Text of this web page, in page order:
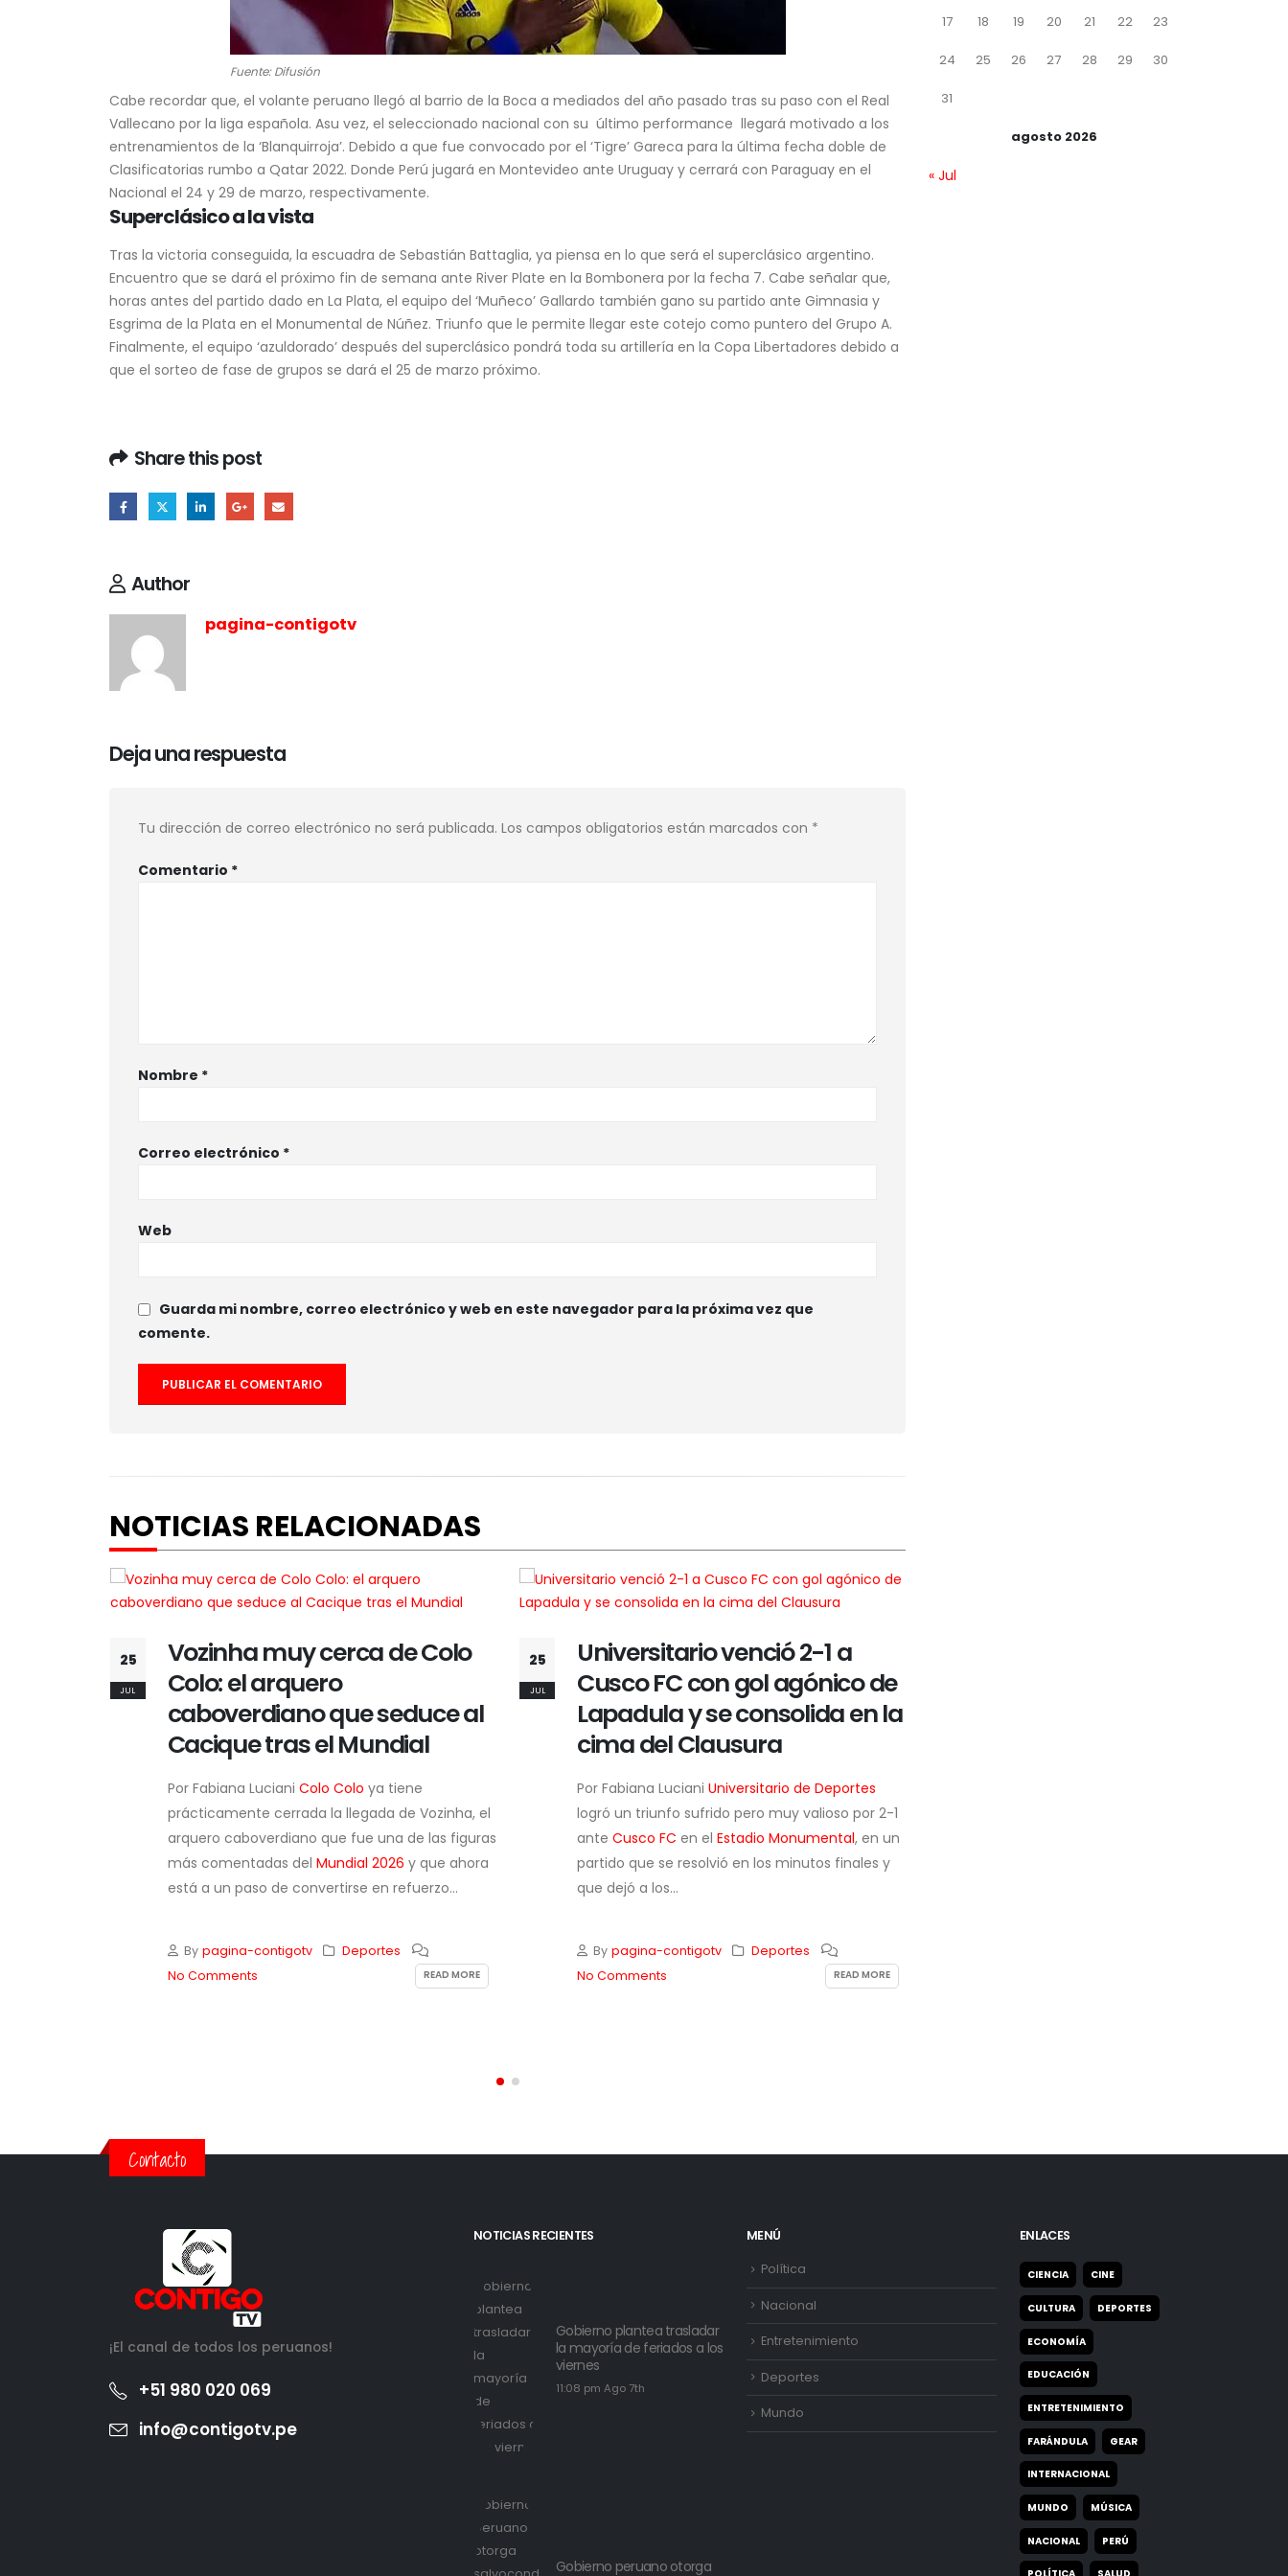
Fuente: Difusión
Cabe recordar que, el volante peruano llegó al barrio de la Boca a mediados del año pasado tras su paso con el Real
Vallecano por la liga española. Asu vez, el seleccionado nacional con su último performance llegará motivado a los
entrenamientos de la ‘Blanquirroja’. Debido a que fue convocado por el ‘Tigre’ Gareca para la última fecha doble de
Clasificatorias rumbo a Qatar 2022. Donde Perú jugará en Montevideo ante Uruguay y cerrará con Paraguay en el
Nacional el 24 y 29 de marzo, respectivamente.
Superclásico a la vista
Tras la victoria conseguida, la escuadra de Sebastián Battaglia, ya piensa en lo que será el superclásico argentino.
Encuentro que se dará el próximo fin de semana ante River Plate en la Bombonera por la fecha 7. Cabe señalar que,
horas antes del partido dado en La Plata, el equipo del ‘Muñeco’ Gallardo también gano su partido ante Gimnasia y
Esgrima de la Plata en el Monumental de Núñez. Triunfo que le permite llegar este cotejo como puntero del Grupo A.
Finalmente, el equipo ‘azuldorado’ después del superclásico pondrá toda su artillería en la Copa Libertadores debido a
que el sorteo de fase de grupos se dará el 25 de marzo próximo.
Share this post
Author
pagina-contigotv
Deja una respuesta
Tu dirección de correo electrónico no será publicada. Los campos obligatorios están marcados con *
Comentario *
Nombre *
Correo electrónico *
Web
Guarda mi nombre, correo electrónico y web en este navegador para la próxima vez que
comente.
NOTICIAS RELACIONADAS
25
JUL
Vozinha muy cerca de Colo
Colo: el arquero
caboverdiano que seduce al
Cacique tras el Mundial
Por Fabiana Luciani Colo Colo ya tiene
prácticamente cerrada la llegada de Vozinha, el
arquero caboverdiano que fue una de las figuras
más comentadas del Mundial 2026 y que ahora
está a un paso de convertirse en refuerzo...
By pagina-contigotv
Deportes
No Comments
READ MORE
25
JUL
Universitario venció 2-1 a
Cusco FC con gol agónico de
Lapadula y se consolida en la
cima del Clausura
Por Fabiana Luciani Universitario de Deportes
logró un triunfo sufrido pero muy valioso por 2-1
ante Cusco FC en el Estadio Monumental, en un
partido que se resolvió en los minutos finales y
que dejó a los...
By pagina-contigotv
Deportes
No Comments
READ MORE
agosto 2026
17 18 19 20 21 22 23
24 25 26 27 28 29 30
31
« Jul
Contacto
¡El canal de todos los peruanos!
+51 980 020 069
info@contigotv.pe
NOTICIAS RECIENTES
Gobierno plantea trasladar
la mayoría de feriados a los
viernes
11:08 pm Ago 7th
Gobierno peruano otorga
MENÚ
Política
Nacional
Entretenimiento
Deportes
Mundo
ENLACES
CIENCIA CINE
CULTURA DEPORTES
ECONOMÍA
EDUCACIÓN
ENTRETENIMIENTO
FARÁNDULA GEAR
INTERNACIONAL
MUNDO MÚSICA
NACIONAL PERÚ